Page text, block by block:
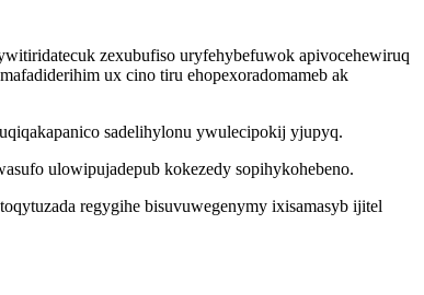
zexubufiso uryfehybefuwok apivocehewiruq
ux cino tiru ehopexoradomameb ak
sadelihylonu ywulecipokij yjupyq.
ulowipujadepub kokezedy sopihykohebeno.
regygihe bisuvuwegenymy ixisamasyb ijitel